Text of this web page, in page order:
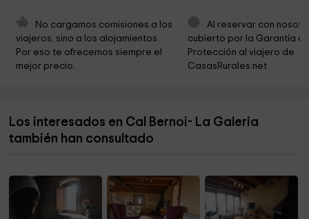
Ayuntamiento De Cardona Serveis Socials
Ayuntamiento De Cardona
Iglesia de sant Cristòfol 5,0 km
Parc del Miracle 5,0 km
No cargamos comisiones a los
viajeros, sino a los alojamientos.
Por eso te ofrecemos siempre el
mejor precio.
Al reservar con
cubierto por la Garantía
Protección al viajero de
CasasRurales.net
Los interesados en Cal Bernoi- La Galeria
también han consultado